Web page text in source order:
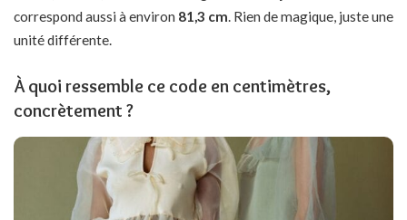
correspond aussi à environ 81,3 cm . Rien de magique, juste une
unité différente.
À quoi ressemble ce code en centimètres,
concrètement ?